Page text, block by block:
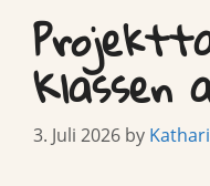
Klassen
3. Juli 2026 by